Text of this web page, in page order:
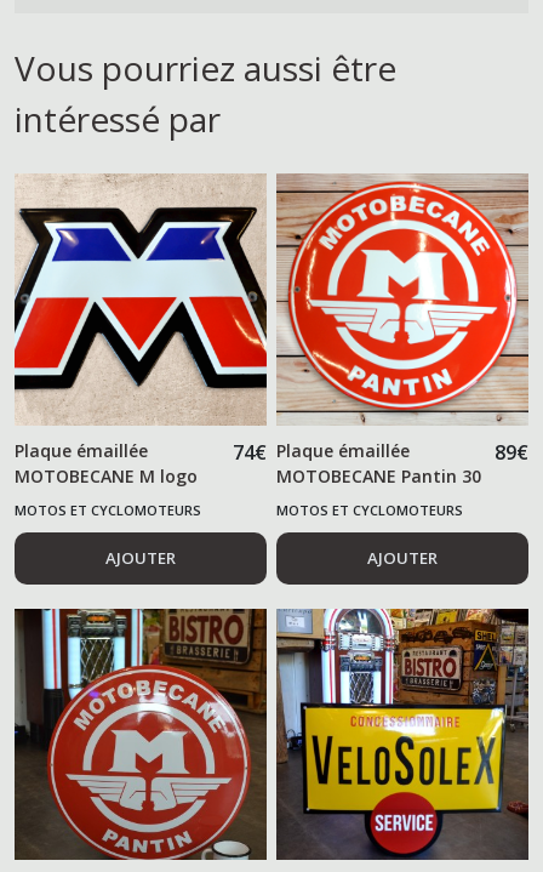
Vous pourriez aussi être
intéressé par
Plaque émaillée
MOTOBECANE M logo
74€
MOTOS ET CYCLOMOTEURS
AJOUTER
Plaque émaillée
MOTOBECANE Pantin 30
cm
89€
MOTOS ET CYCLOMOTEURS
AJOUTER